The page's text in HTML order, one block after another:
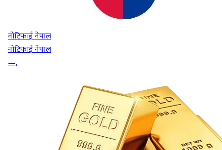
नोटिफाई नेपाल
नोटिफाई नेपाल
—,